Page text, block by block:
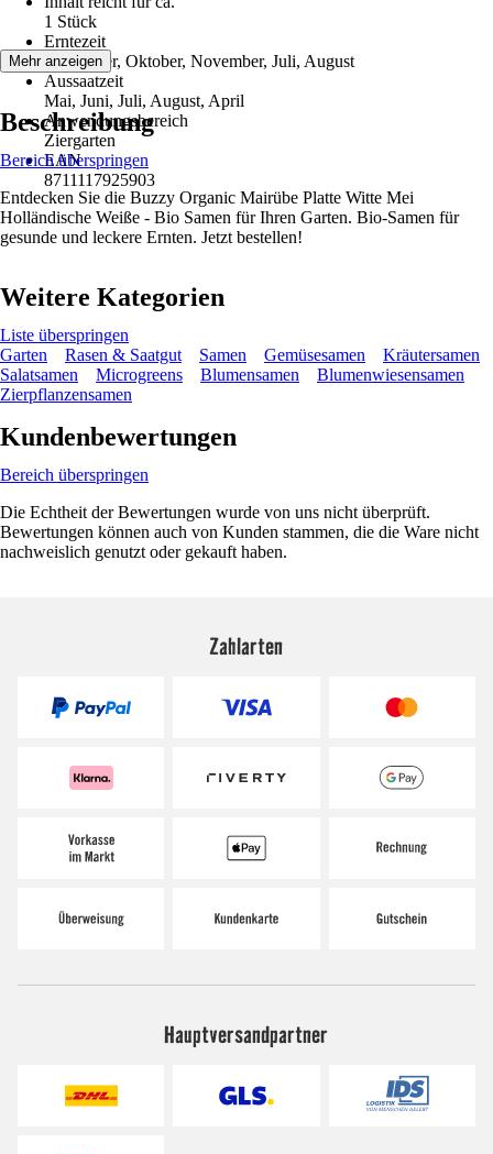
1 Stück
Erntezeit
September, Oktober, November, Juli, August
Aussaatzeit
Mai, Juni, Juli, August, April
Anwendungsbereich
Ziergarten
EAN
8711117925903
Mehr anzeigen
Beschreibung
Bereich überspringen
Entdecken Sie die Buzzy Organic Mairübe Platte Witte Mei
Holländische Weiße - Bio Samen für Ihren Garten. Bio-Samen für
gesunde und leckere Ernten. Jetzt bestellen!
Weitere Kategorien
Liste überspringen
Garten
Rasen & Saatgut Samen Gemüsesamen
Kräutersamen
Salatsamen
Microgreens Blumensamen
Blumenwiesensamen
Zierpflanzensamen
Kundenbewertungen
Bereich überspringen
Die Echtheit der Bewertungen wurde von uns nicht überprüft.
Bewertungen können auch von Kunden stammen, die die Ware nicht
nachweislich genutzt oder gekauft haben.
Zahlarten
Hauptversandpartner